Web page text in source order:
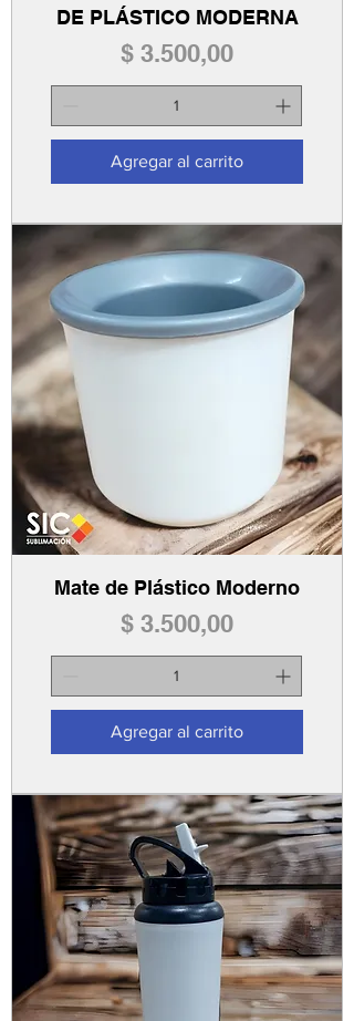
DE PLÁSTICO MODERNA
Precio
$ 3.500,00
Agregar al carrito
Mate de Plástico Moderno
Precio
$ 3.500,00
Agregar al carrito